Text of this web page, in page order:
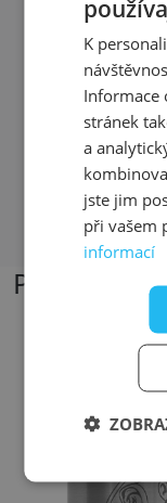
Rychlost
z T-shock
si vyzvedl
zbytek mi
Podobné
K
Informace
stránek
a
jste jim
při vašem
informací